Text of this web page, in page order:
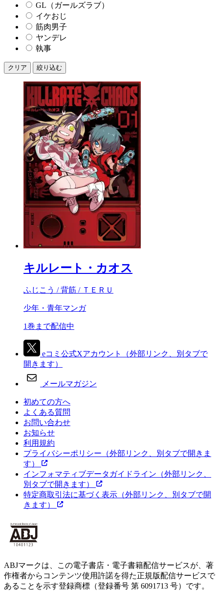
GL（ガールズラブ）
イケおじ
筋肉男子
ヤンデレ
執事
クリア 絞り込む
キルレート・カオス
ふじこう / 背筋 / ＴＥＲＵ
少年・青年マンガ
1巻まで配信中
eコミ公式Xアカウント
（外部リンク、別タブで
開きます）
メールマガジン
初めての方へ
よくある質問
お問い合わせ
お知らせ
利用規約
プライバシーポリシー （外部リンク、別タブで開きま
す）
インフォマティブデータガイドライン （外部リンク、
別タブで開きます）
特定商取引法に基づく表示 （外部リンク、別タブで開
きます）
ABJマークは、この電子書店・電子書籍配信サービスが、著
作権者からコンテンツ使用許諾を得た正規版配信サービスで
あることを示す登録商標（登録番号 第 6091713 号）です。